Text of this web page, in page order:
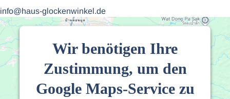
info@haus-glockenwinkel.de
Wir benötigen Ihre
Zustimmung, um den
Google Maps-Service zu